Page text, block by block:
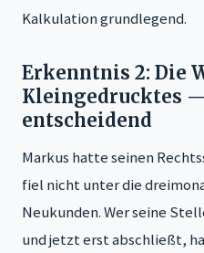
Kalkulation grundlegend.
Erkenntnis 2: Die
Kleingedrucktes
entscheidend
Markus hatte seinen
fiel nicht unter die
Neukunden. Wer seine
und jetzt erst abschließt,